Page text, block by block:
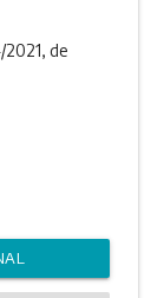
2021, de